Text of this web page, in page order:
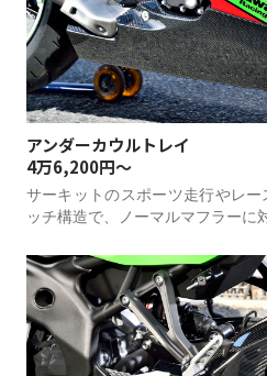
アンダーカウルトレイ
4万6,200円～
サーキットのスポーツ走行やレ
ッチ構造で、ノーマルマフラーに